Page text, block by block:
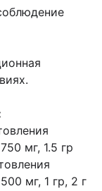
мг, 1.5 гр
мг, 1 гр, 2 г